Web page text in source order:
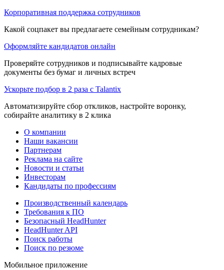
Корпоративная поддержка сотрудников
Какой соцпакет вы предлагаете семейным сотрудникам?
Оформляйте кандидатов онлайн
Проверяйте сотрудников и подписывайте кадровые
документы без бумаг и личных встреч
Ускорьте подбор в 2 раза с Talantix
Автоматизируйте сбор откликов, настройте воронку,
собирайте аналитику в 2 клика
О компании
Наши вакансии
Партнерам
Реклама на сайте
Новости и статьи
Инвесторам
Кандидаты по профессиям
Производственный календарь
Требования к ПО
Безопасный HeadHunter
HeadHunter API
Поиск работы
Поиск по резюме
Мобильное приложение